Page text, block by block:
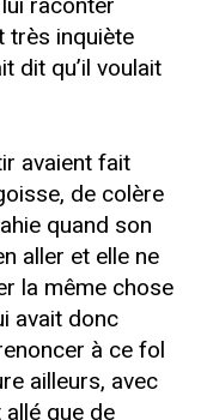
très inquiète
dit qu’il voulait
avaient fait
de colère
quand son
aller et elle ne
la même chose
avait donc
à ce fol
ailleurs, avec
allé que de